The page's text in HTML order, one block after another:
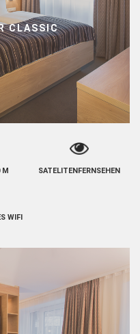
CLASSIC
M SATELITENFERNSEHEN
WIFI